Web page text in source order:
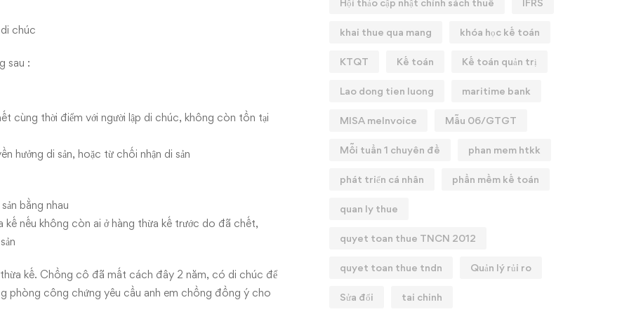
chúc
sau :
cùng thời điểm với người lập di chúc, không còn tồn tại
hưởng di sản, hoặc từ chối nhận di sản
bằng nhau
kế nếu không còn ai ở hàng thừa kế trước do đã chết,
kế. Chồng cô đã mất cách đây 2 năm, có di chúc để
phòng công chứng yêu cầu anh em chồng đồng ý cho
Hội thảo cập nhật chính sách thuế IFRS
khai thue qua mang khóa học kế toán
KTQT Kế toán Kế toán quản trị
Lao dong tien luong maritime bank
MISA meInvoice Mẫu 06/GTGT
Mỗi tuần 1 chuyên đề phan mem htkk
phát triển cá nhân phần mềm kế toán
quan ly thue
quyet toan thue TNCN 2012
quyet toan thue tndn Quản lý rủi ro
Sửa đổi tai chinh